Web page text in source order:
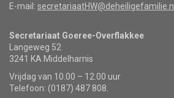
E-mail: secretariaatHW@deheiligefamilie.nl
Secretariaat Goeree-Overflakkee
Langeweg 52
3241 KA Middelharnis
Vrijdag van 10.00 – 12.00 uur
Telefoon: (0187) 487 808.